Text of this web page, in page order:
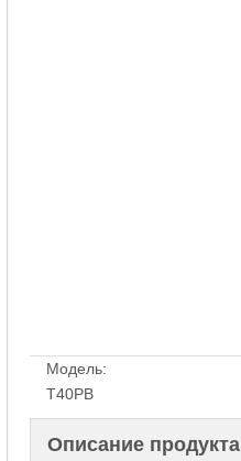
Модель:
T40PB
Описание продукта